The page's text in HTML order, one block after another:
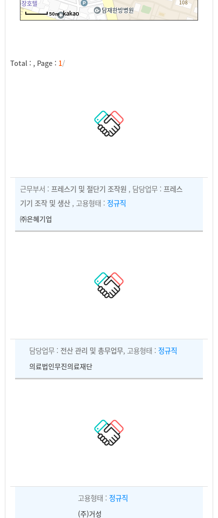
50m
Total : , Page : 1/
근무부서 : 프레스기 및 절단기 조작원 , 담당업무 : 프레스
기기 조작 및 생산 , 고용형태 : 정규직
㈜은혜기업
담당업무 : 전산 관리 및 총무업무, 고용형태 : 정규직
의료법인무진의료재단
고용형태 : 정규직
(주)거성